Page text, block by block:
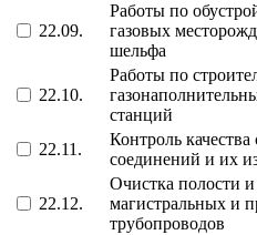
22.09.
Работы по
газовых
шельфа
22.10.
Работы по
станций
22.11.
Контроль
соединений и их
22.12.
Очистка полости
магистральных и
трубопроводов